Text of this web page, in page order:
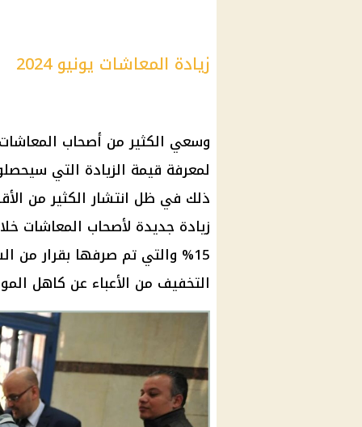
زيادة المعاشات يونيو2024
وسعي الكثير من أصحاب
لمعرفة قيمة الزيادة التي
ذلك في ظل انتشار الكثير من
زيادة جديدة لأصحاب المعاشات
15% والتي تم صرفها بقرار من السيد
التخفيف من الأعباء عن كاهل